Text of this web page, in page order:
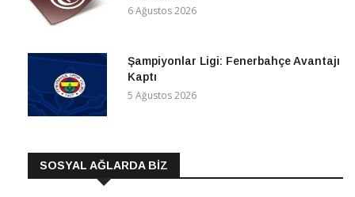
6 Ağustos 2026
Şampiyonlar Ligi: Fenerbahçe Avantajı
Kaptı
5 Ağustos 2026
SOSYAL AĞLARDA BİZ